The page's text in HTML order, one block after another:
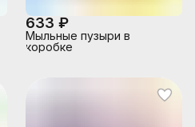
633 ₽
Мыльные пузыри в
коробке